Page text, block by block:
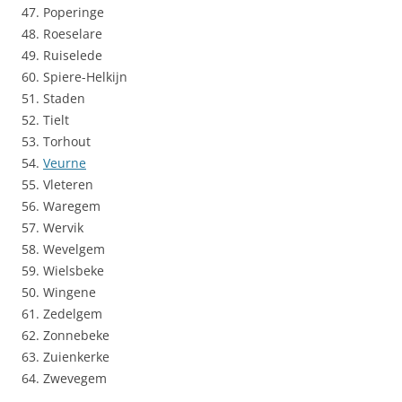
47. Poperinge
48. Roeselare
49. Ruiselede
60. Spiere-Helkijn
51. Staden
52. Tielt
53. Torhout
54. Veurne
55. Vleteren
56. Waregem
57. Wervik
58. Wevelgem
59. Wielsbeke
50. Wingene
61. Zedelgem
62. Zonnebeke
63. Zuienkerke
64. Zwevegem